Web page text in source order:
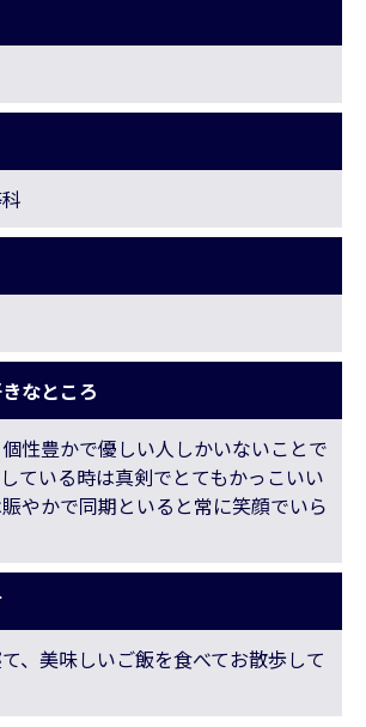
なところ
性豊かで優しい人しかいないことで
ている時は真剣でとてもかっこいい
やかで同期といると常に笑顔でいら
、美味しいご飯を食べてお散歩して